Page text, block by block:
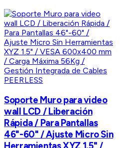
PEERLESS
Soporte Muro para video
wall LCD / Liberación
Rápida / Para Pantallas
46"-60" / Ajuste Micro Sin
Herramientas XYZ 1.5" /